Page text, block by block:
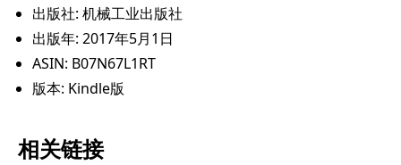
出版社: 机械工业出版社
出版年: 2017年5月1日
ASIN: B07N67L1RT
版本: Kindle版
相关链接